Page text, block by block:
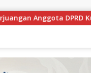
Ribuan Warga